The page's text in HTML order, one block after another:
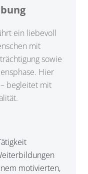
ein liebevoll
mit
sowie
Hier
begleitet mit
motivierten,